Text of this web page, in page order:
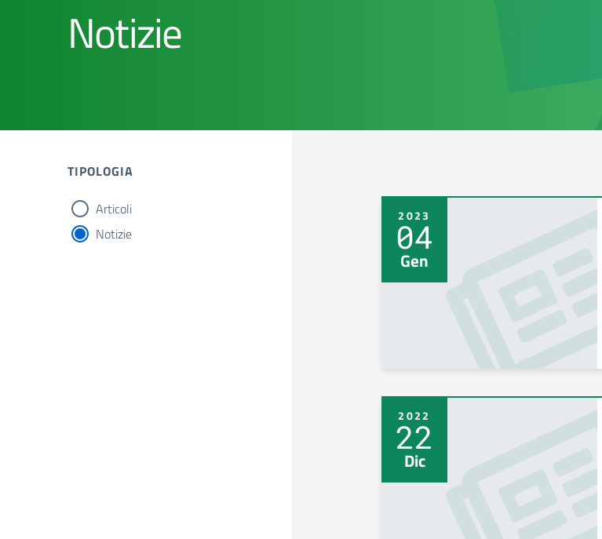
Notizie
TIPOLOGIA
tipologia di articoli
Articoli
Notizie
2023
04
Gen
2022
22
Dic